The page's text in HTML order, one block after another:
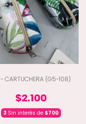
CARTUCHERA (G5-108)
$2.100
3 Sin interés de $700